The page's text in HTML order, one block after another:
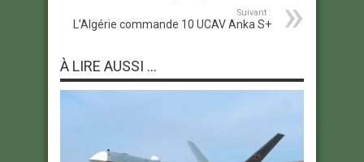
Suivant :
L’Algérie commande 10 UCAV Anka S+
À LIRE AUSSI ...